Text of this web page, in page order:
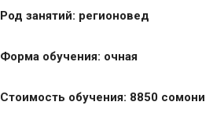
Род занятий: регионовед
Форма обучения: очная
Стоимость обучения: 8850 сомони